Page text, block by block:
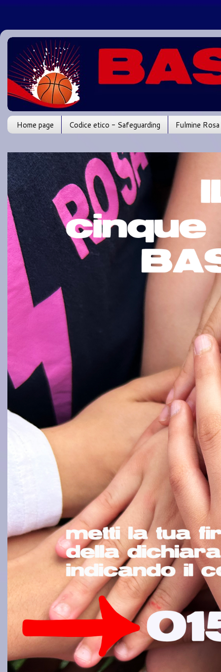
Home page Codice etico - Safeguarding Fulmine Rosa